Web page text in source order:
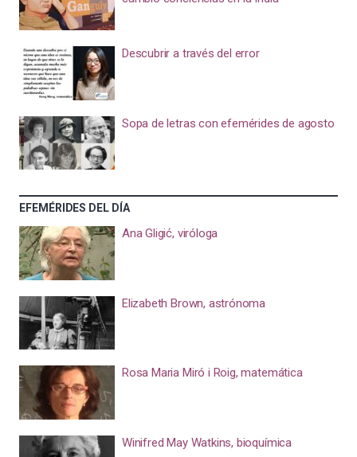
Descubrir a través del error
Sopa de letras con efemérides de agosto
EFEMÉRIDES DEL DÍA
Ana Gligić, viróloga
Elizabeth Brown, astrónoma
Rosa Maria Miró i Roig, matemática
Winifred May Watkins, bioquímica